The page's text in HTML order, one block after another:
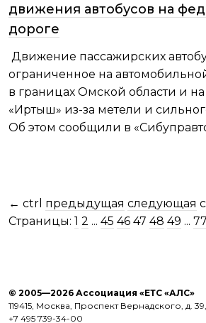
движения автобусов на
дороге
Движение пассажирских
ограниченное на
в границах Омской области и на
«Иртыш» из-за метели и
Об этом сообщили в
← ctrl предыдущая следующая
Страницы: 1 2 ... 45 46 47 48 49 ... 77
© 2005—2026 Ассоциация «ЕТС «АЛС»
119415, Москва, Проспект Вернадского, д.
+7 495 739-34-00